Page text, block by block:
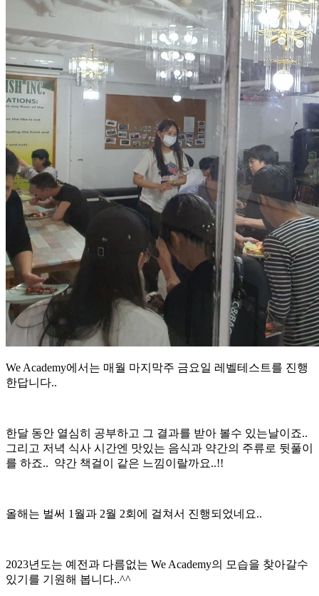
We Academy에서는 매월 마지막주 금요일 레벨테스트를 진행
한답니다..
한달 동안 열심히 공부하고 그 결과를 받아 볼수 있는날이죠..
그리고 저녁 식사 시간엔 맛있는 음식과 약간의 주류로 뒷풀이
를 하죠.. 약간 책걸이 같은 느낌이랄까요..!!
올해는 벌써 1월과 2월 2회에 걸쳐서 진행되었네요..
2023년도는 예전과 다름없는 We Academy의 모습을 찾아갈수
있기를 기원해 봅니다..^^